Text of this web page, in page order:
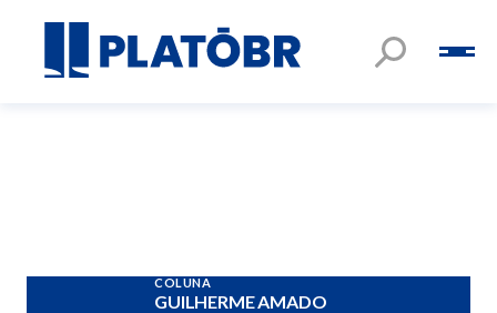
COLUNA
GUILHERME AMADO